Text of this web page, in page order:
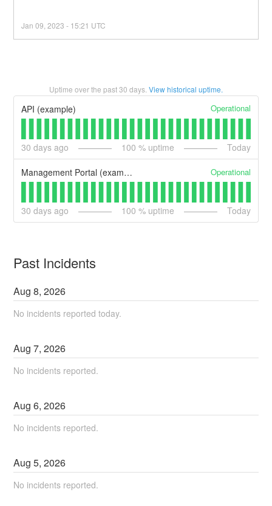
Jan09 ,2023 - 15:21 UTC
Uptime over the past30 days. View historical uptime.
API (example) Operational
30 days ago 100 % uptime Today
Management Portal (example) Operational
30 days ago 100 % uptime Today
Past Incidents
Aug8,2026
No incidents reported today.
Aug7,2026
No incidents reported.
Aug6,2026
No incidents reported.
Aug5,2026
No incidents reported.